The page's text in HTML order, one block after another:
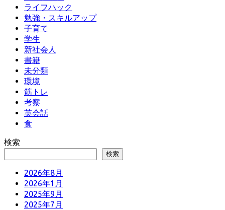
ライフハック
勉強・スキルアップ
子育て
学生
新社会人
書籍
未分類
環境
筋トレ
考察
英会話
食
検索
検索
2026年8月
2026年1月
2025年9月
2025年7月